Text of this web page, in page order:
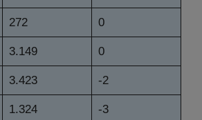
272 0
3.149 0
3.423 -2
1.324 -3